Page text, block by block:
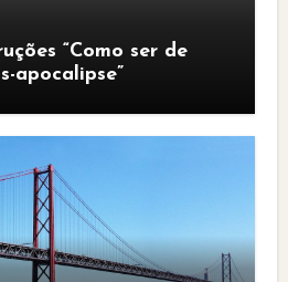
“Como ser de
apocalipse”